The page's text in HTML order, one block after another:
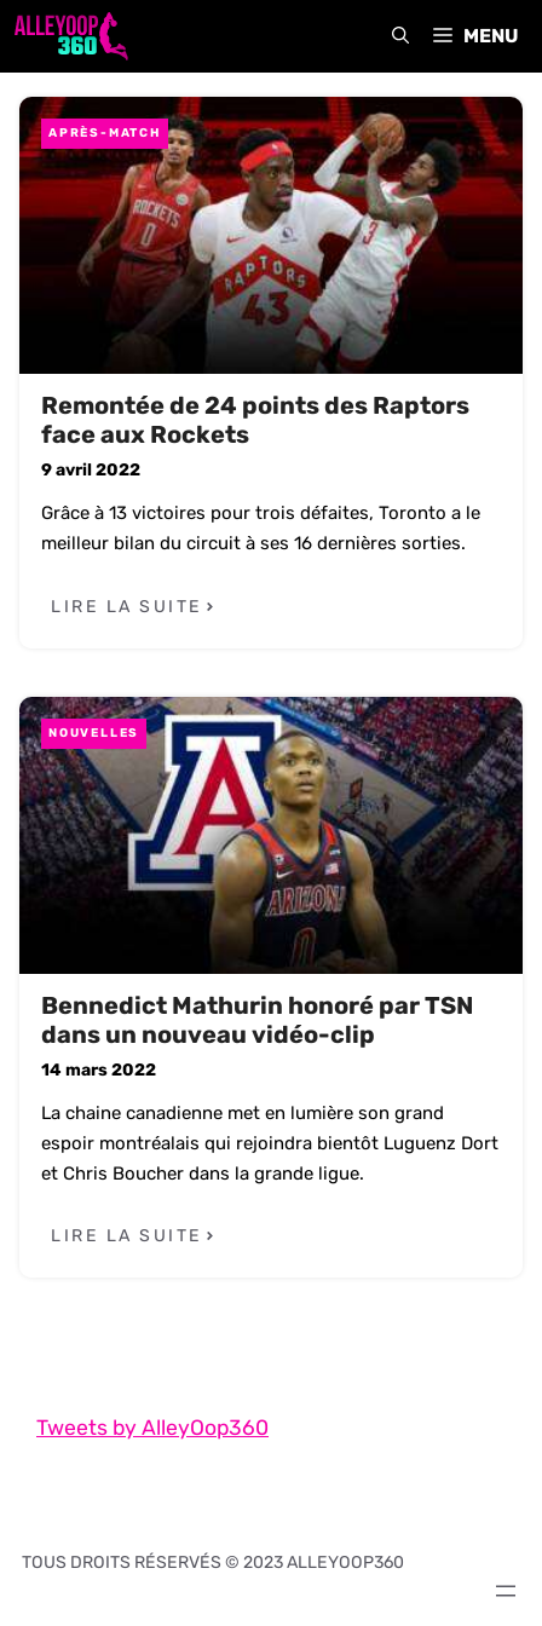
Aller
MENU
APRÈS-MATCH
Remontée de 24 points des Raptors
face aux Rockets
9 avril 2022
Grâce à 13 victoires pour trois défaites, Toronto a le
meilleur bilan du circuit à ses 16 dernières sorties.
LIRE LA SUITE
NOUVELLES
Bennedict Mathurin honoré par TSN
dans un nouveau vidéo-clip
14 mars 2022
La chaine canadienne met en lumière son grand
espoir montréalais qui rejoindra bientôt Luguenz Dort
et Chris Boucher dans la grande ligue.
LIRE LA SUITE
Tweets by AlleyOop360
TOUS DROITS RÉSERVÉS © 2023 ALLEYOOP360